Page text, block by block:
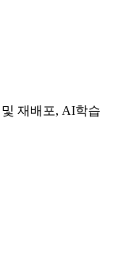
재배포, AI학습